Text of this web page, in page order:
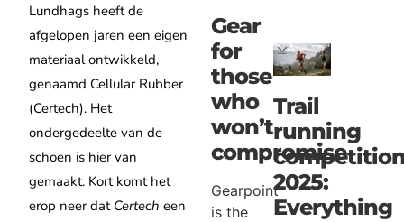
Lundhags heeft de
afgelopen jaren een eigen
materiaal ontwikkeld,
genaamd Cellular Rubber
(Certech). Het
ondergedeelte van de
schoen is hier van
gemaakt. Kort komt het
erop neer dat Certech een
Gear
for
those
who
won’t
compromise
Gearpoint
is the
Trail
running
2025:
Everything